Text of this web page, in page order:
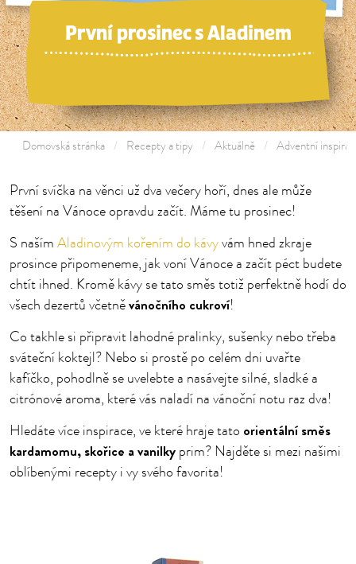
První prosinec s Aladinem
Domovská stránka Recepty a tipy Aktuálně Adventní
První svíčka na věnci už dva večery hoří, dnes ale může
těšení na Vánoce opravdu začít. Máme tu prosinec!
S naším Aladinovým kořením do kávyvám hned zkraje
prosince připomeneme, jak voní Vánoce a začít péct budete
chtít ihned. Kromě kávy se tato směs totiž perfektně hodí do
všech dezertů včetněvánočního cukroví!
Co takhle si připravit lahodné pralinky, sušenky nebo třeba
sváteční koktejl? Nebo si prostě po celém dni uvařte
kafíčko, pohodlně se uvelebte a nasávejte silné, sladké a
citrónové aroma, které vás naladí na vánoční notu raz dva!
Hledáte více inspirace, ve které hraje tato orientální směs
kardamomu, skořice a vanilky prim? Najděte si mezi našimi
oblíbenými recepty i vy svého favorita!